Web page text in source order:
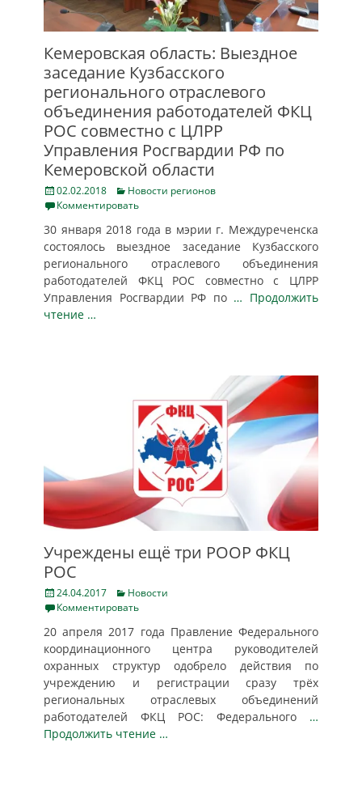
Кемеровская область: Выездное
заседание Кузбасского
регионального отраслевого
объединения работодателей ФКЦ
РОС совместно с ЦЛРР
Управления Росгвардии РФ по
Кемеровской области
Posted
on
02.02.2018 Categories
Новости регионов
Комментировать
30 января 2018 года в мэрии г. Междуреченска
состоялось выездное заседание Кузбасского
регионального отраслевого объединения
работодателей ФКЦ РОС совместно с ЦЛРР
Управления Росгвардии РФ по … Продолжить
чтение …
Учреждены ещё три РООР ФКЦ
РОС
Posted
on
24.04.2017 Categories
Новости
Комментировать
20 апреля 2017 года Правление Федерального
координационного центра руководителей
охранных структур одобрело действия по
учреждению и регистрации сразу трёх
региональных отраслевых объединений
работодателей ФКЦ РОС: Федерального …
Продолжить чтение …